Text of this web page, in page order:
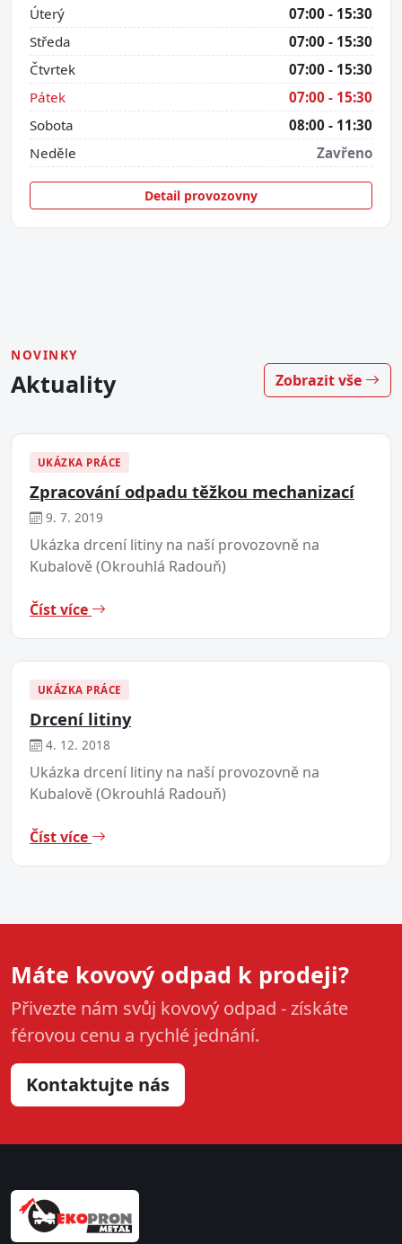
Úterý
07:00 - 15:30
Středa
07:00 - 15:30
Čtvrtek
07:00 - 15:30
Pátek
07:00 - 15:30
Sobota
08:00 - 11:30
Neděle
Zavřeno
Detail provozovny
NOVINKY
Aktuality Zobrazit vše
UKÁZKA PRÁCE
Zpracování odpadu těžkou mechanizací
9. 7. 2019
Ukázka drcení litiny na naší provozovně na
Kubalově (Okrouhlá Radouň)
Číst více
UKÁZKA PRÁCE
Drcení litiny
4. 12. 2018
Ukázka drcení litiny na naší provozovně na
Kubalově (Okrouhlá Radouň)
Číst více
Máte kovový odpad k prodeji?
Přivezte nám svůj kovový odpad - získáte
férovou cenu a rychlé jednání.
Kontaktujte nás